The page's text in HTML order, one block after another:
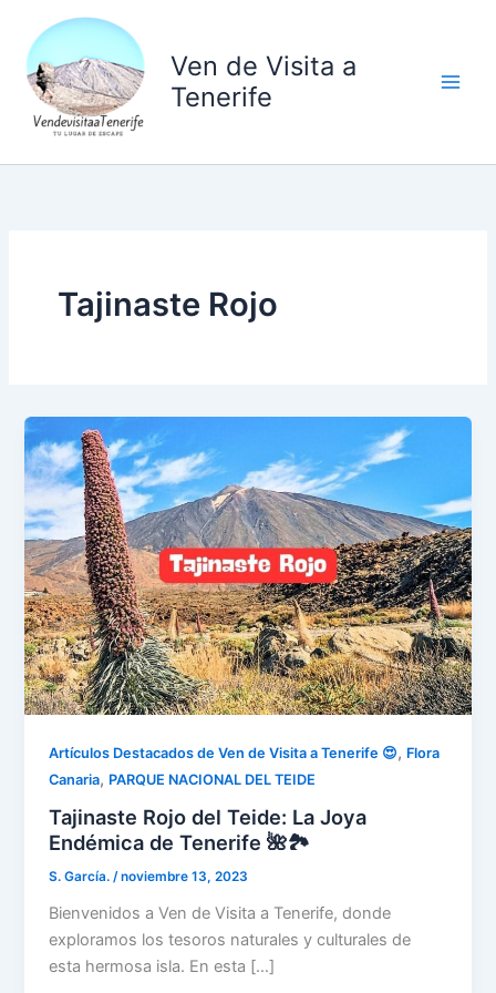
contenido
Ven de Visita a
Tenerife
Tajinaste Rojo
Artículos Destacados de Ven de Visita a Tenerife 😍, Flora
Canaria, PARQUE NACIONAL DEL TEIDE
Tajinaste Rojo del Teide: La Joya
Endémica de Tenerife 🌺🏞️
S. García./noviembre 13, 2023
Bienvenidos a Ven de Visita a Tenerife, donde
exploramos los tesoros naturales y culturales de
esta hermosa isla. En esta […]